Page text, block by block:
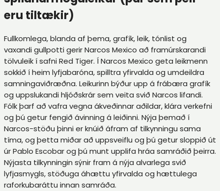
eru tiltækir)
Fullkomlega, blanda af þema, grafík, leik, tónlist og
vaxandi gullpotti gerir Narcos Mexico að framúrskarandi
tölvuleik í safni Red Tiger. Í Narcos Mexico geta leikmenn
sokkið í heim lyfjabaróna, spilltra yfirvalda og umdeildra
samningaviðræðna. Leikurinn býður upp á frábæra grafík
og uppslukandi hljóðskrár sem veita svið Narcos lifandi.
Fólk þarf að vafra vegna ákveðinnar aðildar, klára verkefni
og þú getur fengið ávinning á leiðinni. Nýja þemað í
Narcos-stöðu þinni er knúið áfram af tilkynningu sama
tíma, og þetta miðar að uppsveiflu og þú getur sloppið út
úr Pablo Escobar og þú munt upplifa hráa samráðið þeirra.
Nýjasta tilkynningin sýnir fram á nýja alvarlega svið
lyfjasmygls, stöðuga áhættu yfirvalda og hættulega
raforkubaráttu innan samráða.